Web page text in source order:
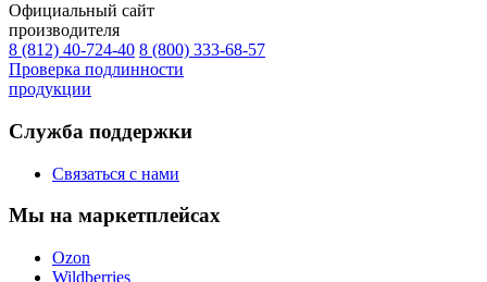
Официальный сайт
производителя
8 (812) 40-724-40 8 (800) 333-68-57
Проверка подлинности
продукции
Служба поддержки
Связаться с нами
Мы на маркетплейсах
Ozon
Wildberries